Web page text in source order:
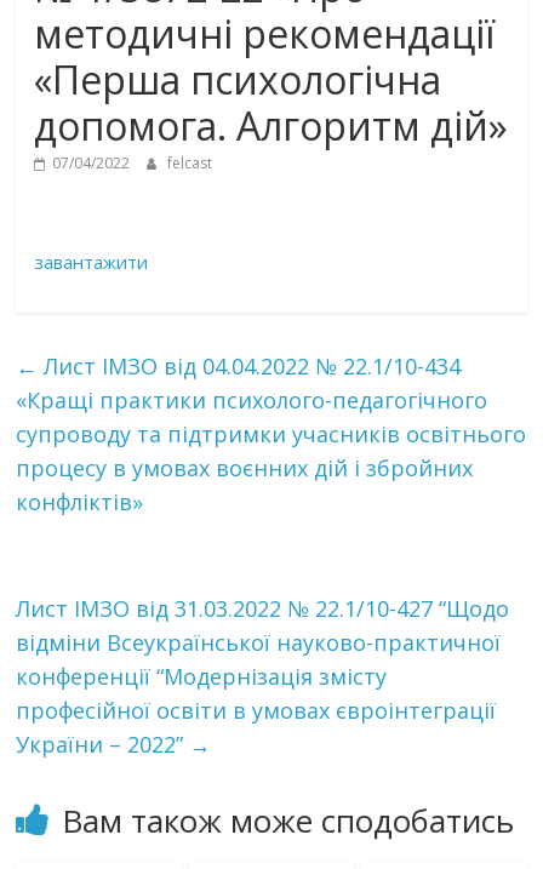
методичні рекомендації
«Перша психологічна
допомога. Алгоритм дій»
07/04/2022 felcast
завантажити
← Лист ІМЗО від 04.04.2022 № 22.1/10-434
«Кращі практики психолого-педагогічного
супроводу та підтримки учасників освітнього
процесу в умовах воєнних дій і збройних
конфліктів»
Лист ІМЗО від 31.03.2022 № 22.1/10-427 “Щодо
відміни Всеукраїнської науково-практичної
конференції “Модернізація змісту
професійної освіти в умовах євроінтеграції
України – 2022” →
Вам також може сподобатись